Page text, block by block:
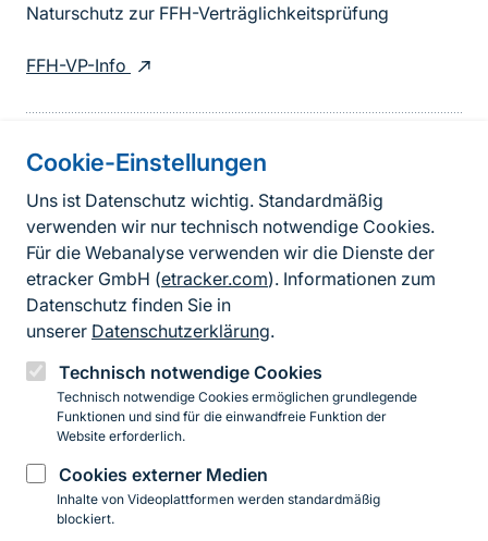
Cookie-Einstellungen
Uns ist Datenschutz wichtig. Standardmäßig
verwenden wir nur technisch notwendige Cookies.
Für die Webanalyse verwenden wir die Dienste der
etracker GmbH (etracker.com). Informationen zum
Datenschutz finden Sie in
unserer Datenschutzerklärung.
Technisch notwendige Cookies
Technisch notwendige Cookies ermöglichen grundlegende
Funktionen und sind für die einwandfreie Funktion der
Website erforderlich.
Cookies externer Medien
Inhalte von Videoplattformen werden standardmäßig
blockiert.
Naturschutz zur FFH-Verträglichkeitsprüfung
FFH-VP-Info
Informationen zur Seite
FußzeileKontakt zum BfN
Kontaktformular
Erklärung zur Barrierefreiheit
Impressum
Datenschutz
InstagramFacebookYouTubeLinkedIn